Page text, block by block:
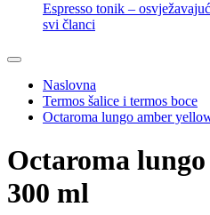
Espresso tonik –
svi članci
Naslovna
Termos šalice i termos boce
Octaroma lungo amber
Octaroma
300 ml